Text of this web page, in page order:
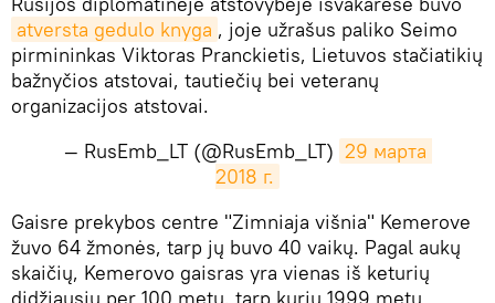
atversta gedulo knyga , joje užrašus paliko Seimo
pirmininkas Viktoras Pranckietis, Lietuvos stačiatikių
bažnyčios atstovai, tautiečių bei veteranų
organizacijos atstovai.
— RusEmb_LT (@RusEmb_LT) 29 марта
2018 г.
Gaisre prekybos centre "Zimniaja višnia" Kemerove
žuvo 64 žmonės, tarp jų buvo 40 vaikų. Pagal aukų
skaičių, Kemerovo gaisras yra vienas iš keturių
didžiausių per 100 metų, tarp kurių 1999 metų